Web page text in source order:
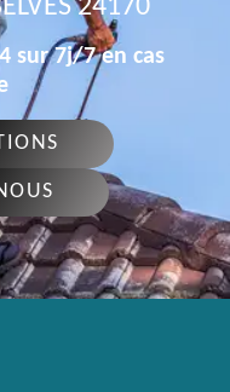
24170
sur 7j/7 en cas